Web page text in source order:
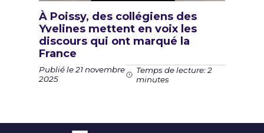
À Poissy, des collégiens des
Yvelines mettent en voix les
discours qui ont marqué la
France
Publié le 21 novembre
2025
Temps de lecture: 2
minutes